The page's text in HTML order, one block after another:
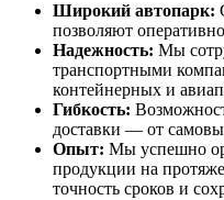
Широкий автопарк:
позволяют
Надежность: Мы
транспортными
контейнерных и
Гибкость:
доставки — от
Опыт: Мы успешно
продукции на
точность сроков и